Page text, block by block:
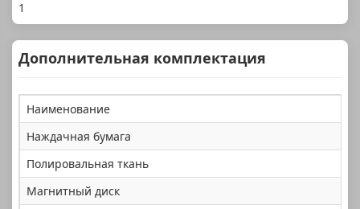
1
Дополнительная комплектация
Наименование
Наждачная бумага
Полировальная ткань
Магнитный диск